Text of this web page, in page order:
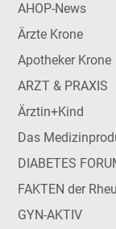
AHOP-News
Ärzte Krone
Apotheker Krone
ARZT & PRAXIS
Ärztin+Kind
Das
DIABETES
FAKTEN der
GYN-AKTIV